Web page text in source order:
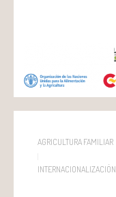
AGRICULTURA FAMILIAR
INTERNACIONALIZACIÓN